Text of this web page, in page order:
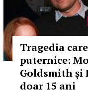
Tragedia
puternice:
Goldsmith și
doar 15 ani